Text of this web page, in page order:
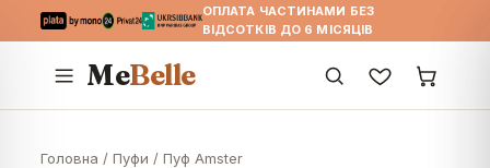
ОПЛАТА ЧАСТИНАМИ БЕЗ
ВІДСОТКІВ ДО 6 МІСЯЦІВ
MeBelle
Головна /Пуфи /Пуф Amster